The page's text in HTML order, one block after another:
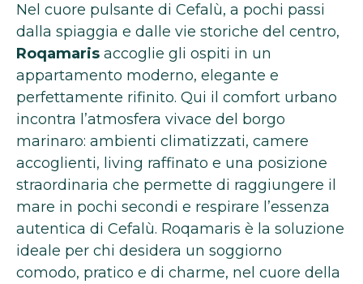
Nel cuore pulsante di Cefalù, a pochi passi
dalla spiaggia e dalle vie storiche del centro,
Roqamaris accoglie gli ospiti in un
appartamento moderno, elegante e
perfettamente rifinito. Qui il comfort urbano
incontra l’atmosfera vivace del borgo
marinaro: ambienti climatizzati, camere
accoglienti, living raffinato e una posizione
straordinaria che permette di raggiungere il
mare in pochi secondi e respirare l’essenza
autentica di Cefalù. Roqamaris è la soluzione
ideale per chi desidera un soggiorno
comodo, pratico e di charme, nel cuore della